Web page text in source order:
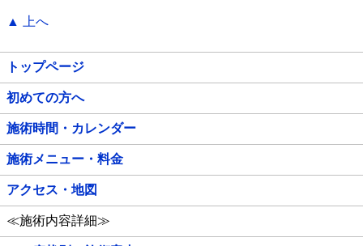
▲ 上へ
トップページ
初めての方へ
施術時間・カレンダー
施術メニュー・料金
アクセス・地図
≪施術内容詳細≫